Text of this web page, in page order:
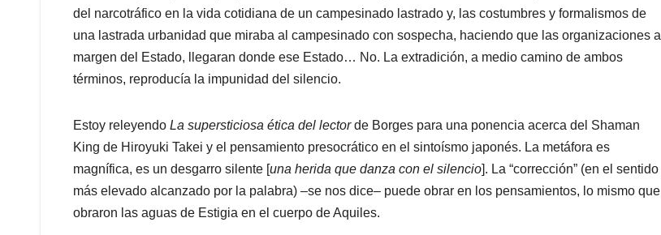
del narcotráfico en la vida cotidiana de un campesinado lastrado y, las costumbres y formalismos de
una lastrada urbanidad que miraba al campesinado con sospecha, haciendo que las organizaciones al
margen del Estado, llegaran donde ese Estado… No. La extradición, a medio camino de ambos
términos, reproducía la impunidad del silencio.
Estoy releyendo La supersticiosa ética del lectorde Borges para una ponencia acerca del Shaman
King de Hiroyuki Takei y el pensamiento presocrático en el sintoísmo japonés. La metáfora es
magnífica, es un desgarro silente [una herida que danza con el silencio]. La “corrección” (en el sentido
más elevado alcanzado por la palabra) –se nos dice– puede obrar en los pensamientos, lo mismo que
obraron las aguas de Estigia en el cuerpo de Aquiles.